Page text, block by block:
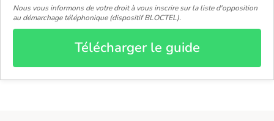
Nous vous informons de votre droit à vous inscrire sur la liste d'opposition
au démarchage téléphonique (dispositif BLOCTEL).
Télécharger le guide